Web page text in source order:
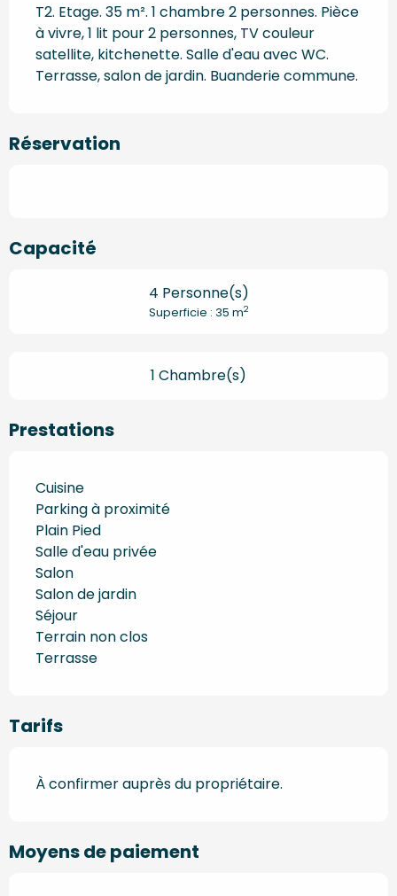
T2. Etage. 35 m². 1 chambre 2 personnes. Pièce
à vivre, 1 lit pour 2 personnes, TV couleur
satellite, kitchenette. Salle d'eau avec WC.
Terrasse, salon de jardin. Buanderie commune.
Réservation
Capacité
4 Personne(s)
Superficie : 35 m2
1 Chambre(s)
Prestations
Cuisine
Parking à proximité
Plain Pied
Salle d'eau privée
Salon
Salon de jardin
Séjour
Terrain non clos
Terrasse
Tarifs
À confirmer auprès du propriétaire.
Moyens de paiement